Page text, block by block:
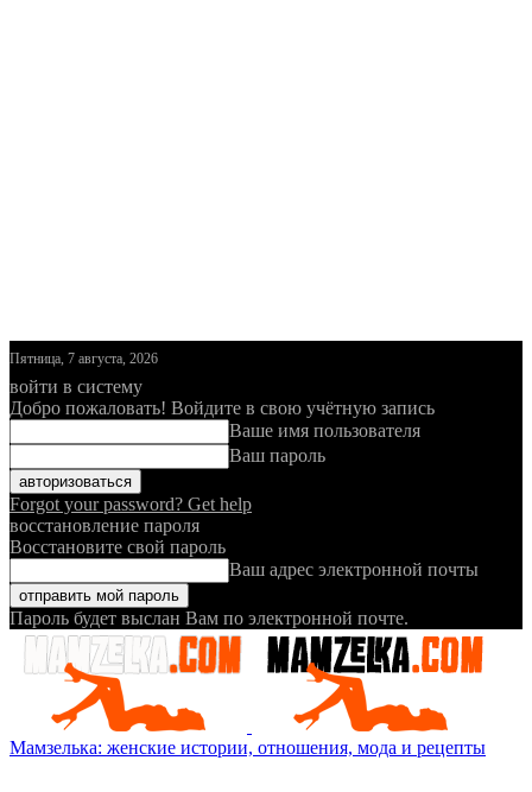
Пятница, 7 августа, 2026
войти в систему
Добро пожаловать! Войдите в свою учётную запись
Ваше имя пользователя
Ваш пароль
Forgot your password? Get help
восстановление пароля
Восстановите свой пароль
Ваш адрес электронной почты
Пароль будет выслан Вам по электронной почте.
Мамзелька: женские истории, отношения, мода и рецепты